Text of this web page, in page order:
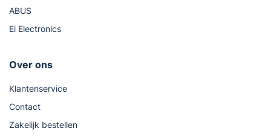
ABUS
Ei Electronics
Over ons
Klantenservice
Contact
Zakelijk bestellen